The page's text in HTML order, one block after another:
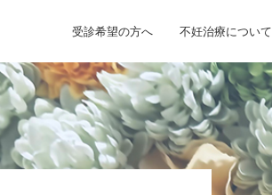
受診希望の方へ 不妊治療について